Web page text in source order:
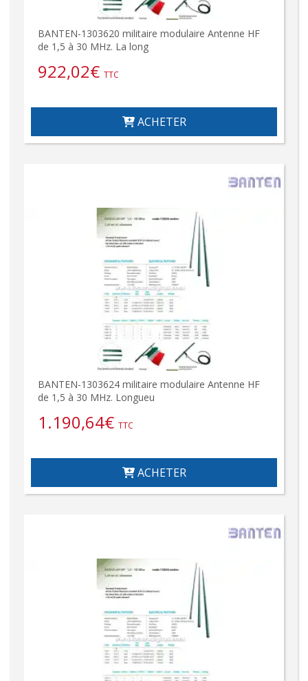
BANTEN-1303620 militaire modulaire Antenne HF
de 1,5 à 30 MHz. La long
922,02€ TTC
ACHETER
BANTEN-1303624 militaire modulaire Antenne HF
de 1,5 à 30 MHz. Longueu
1.190,64€ TTC
ACHETER